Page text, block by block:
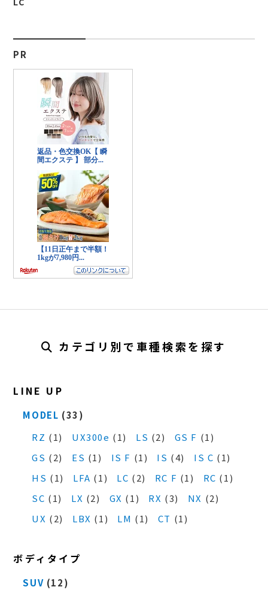
PR
カテゴリ別で車種検索を探す
LINE UP
MODEL (33)
RZ (1) UX300e (1) LS (2) GS F (1)
GS (2) ES (1) IS F (1) IS (4) IS C (1)
HS (1) LFA (1) LC (2) RC F (1) RC (1)
SC (1) LX (2) GX (1) RX (3) NX (2)
UX (2) LBX (1) LM (1) CT (1)
ボディタイプ
SUV (12)